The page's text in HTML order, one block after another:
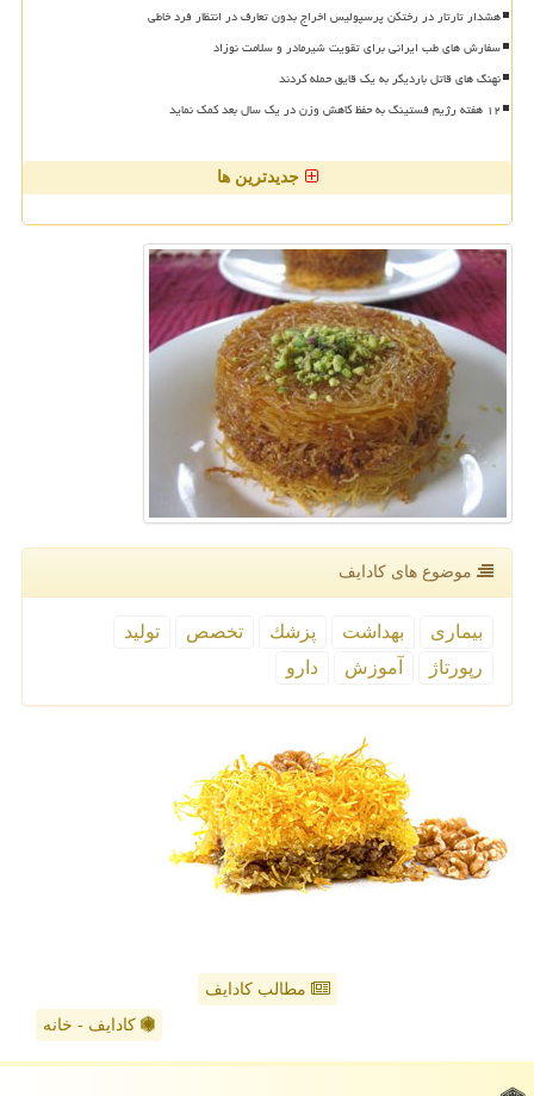
هشدار تارتار در رختکن پرسپولیس اخراج بدون تعارف در انتظار فرد خاطی
سفارش های طب ایرانی برای تقویت شیرمادر و سلامت نوزاد
نهنگ های قاتل باردیگر به یک قایق حمله کردند
۱۲ هفته رژیم فستینگ به حفظ کاهش وزن در یک سال بعد کمک نماید
جدیدترین ها
موضوع های كادایف
بیماری بهداشت پزشك تخصص
تولید
رپورتاژ
آموزش دارو
مطالب کادایف
کادایف - خانه